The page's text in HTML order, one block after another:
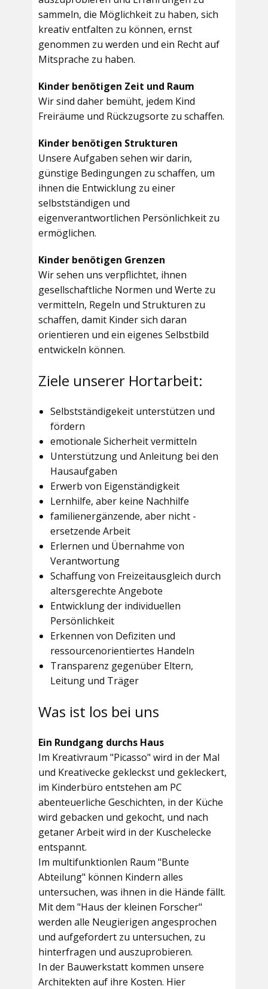
sammeln, die Möglichkeit zu haben, sich
kreativ entfalten zu können, ernst
genommen zu werden und ein Recht auf
Mitsprache zu haben.
Kinder benötigen Zeit und Raum
Wir sind daher bemüht, jedem Kind
Freiräume und Rückzugsorte zu schaffen.
Kinder benötigen Strukturen
Unsere Aufgaben sehen wir darin,
günstige Bedingungen zu schaffen, um
ihnen die Entwicklung zu einer
selbstständigen und
eigenverantwortlichen Persönlichkeit zu
ermöglichen.
Kinder benötigen Grenzen
Wir sehen uns verpflichtet, ihnen
gesellschaftliche Normen und Werte zu
vermitteln, Regeln und Strukturen zu
schaffen, damit Kinder sich daran
orientieren und ein eigenes Selbstbild
entwickeln können.
Ziele unserer Hortarbeit:
Selbstständigekeit unterstützen und
fördern
emotionale Sicherheit vermitteln
Unterstützung und Anleitung bei den
Hausaufgaben
Erwerb von Eigenständigkeit
Lernhilfe, aber keine Nachhilfe
familienergänzende, aber nicht -
ersetzende Arbeit
Erlernen und Übernahme von
Verantwortung
Schaffung von Freizeitausgleich durch
altersgerechte Angebote
Entwicklung der individuellen
Persönlichkeit
Erkennen von Defiziten und
ressourcenorientiertes Handeln
Transparenz gegenüber Eltern,
Leitung und Träger
Was ist los bei uns
Ein Rundgang durchs Haus
Im Kreativraum "Picasso" wird in der Mal
und Kreativecke gekleckst und gekleckert,
im Kinderbüro entstehen am PC
abenteuerliche Geschichten, in der Küche
wird gebacken und gekocht, und nach
getaner Arbeit wird in der Kuschelecke
entspannt.
Im multifunktionlen Raum "Bunte
Abteilung" können Kindern alles
untersuchen, was ihnen in die Hände fällt.
Mit dem "Haus der kleinen Forscher"
werden alle Neugierigen angesprochen
und aufgefordert zu untersuchen, zu
hinterfragen und auszuprobieren.
In der Bauwerkstatt kommen unsere
Architekten auf ihre Kosten. Hier